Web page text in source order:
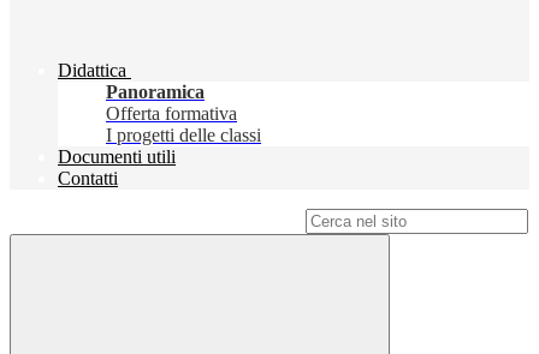
Didattica
Panoramica
Offerta formativa
I progetti delle classi
Documenti utili
Contatti